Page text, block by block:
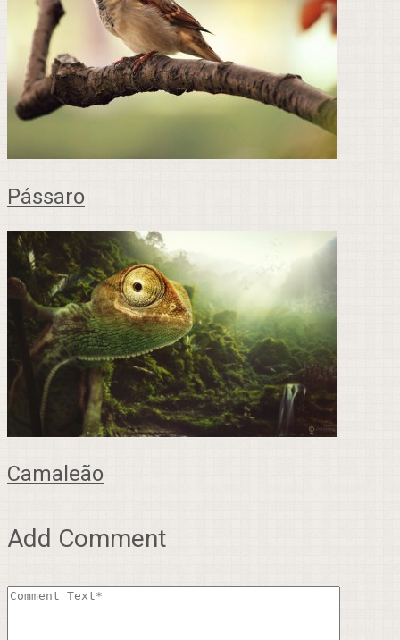
Pássaro
Camaleão
Add Comment